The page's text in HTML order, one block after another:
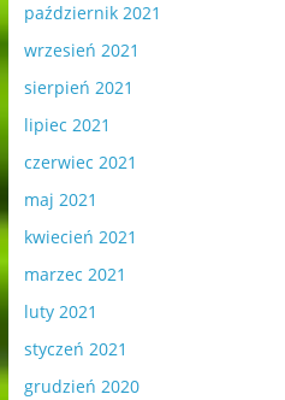
październik 2021
wrzesień 2021
sierpień 2021
lipiec 2021
czerwiec 2021
maj 2021
kwiecień 2021
marzec 2021
luty 2021
styczeń 2021
grudzień 2020